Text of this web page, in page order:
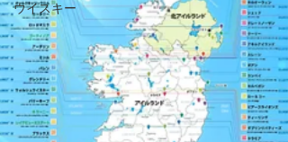
ウイスキー